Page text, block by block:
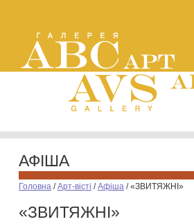
АФІША
Головна /Арт-вісті /Афіша /«ЗВИТЯЖНІ»
«ЗВИТЯЖНІ»